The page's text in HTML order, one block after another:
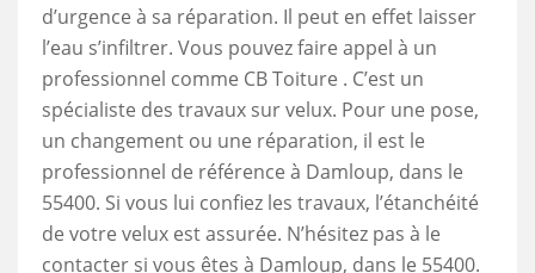
d’urgence à sa réparation. Il peut en effet laisser
l’eau s’infiltrer. Vous pouvez faire appel à un
professionnel comme CB Toiture . C’est un
spécialiste des travaux sur velux. Pour une pose,
un changement ou une réparation, il est le
professionnel de référence à Damloup, dans le
55400. Si vous lui confiez les travaux, l’étanchéité
de votre velux est assurée. N’hésitez pas à le
contacter si vous êtes à Damloup, dans le 55400.